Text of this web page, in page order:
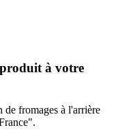
à votre
fromages à l'arrière